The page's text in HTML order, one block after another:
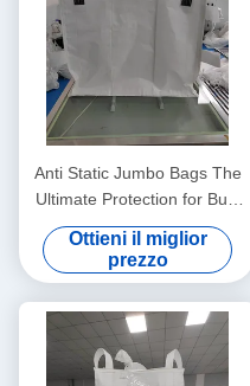
Anti Static Jumbo Bags The
Ultimate Protection for Bulk
Material Handling Needs
Ottieni il miglior
prezzo